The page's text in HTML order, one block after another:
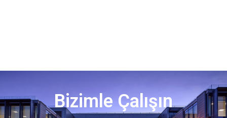
Bizimle Çalışın